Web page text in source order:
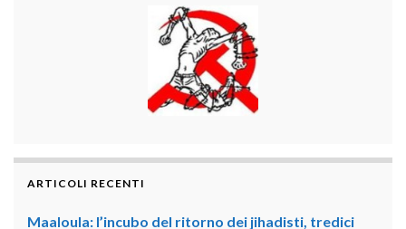
ARTICOLI RECENTI
Maaloula: l’incubo del ritorno dei jihadisti, tredici